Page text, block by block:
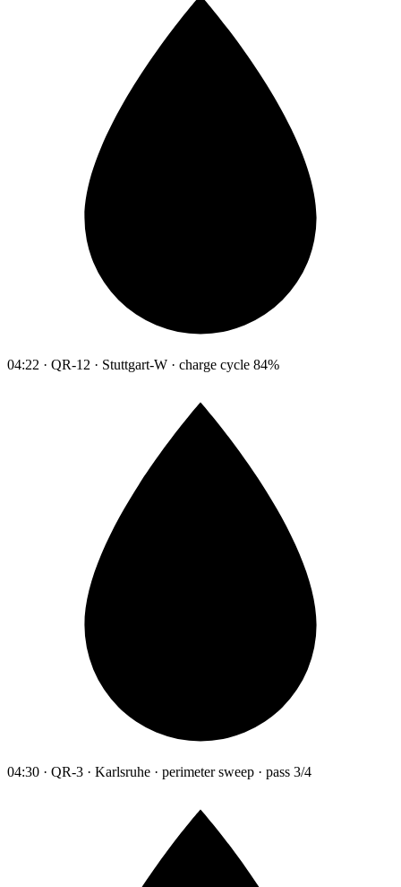
04:22 · QR-12 · Stuttgart-W · charge cycle 84%
04:30 · QR-3 · Karlsruhe · perimeter sweep · pass 3/4